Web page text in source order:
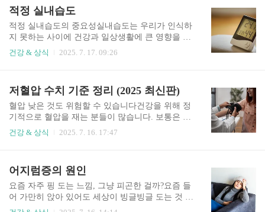
디션에 영향을 미치며, 그 중에서도 무릎 안쪽 통증
은 대표적인 예입니다.2. 무..
가 ‘중성지방 수치가 경계선입니다’라는 문구를 처
음 본 순간, 긴장감이 확 밀려오더라고요. 그전까진
건강한 편이라고 생각했는데, 그게 아니라는 걸 수
치로 확인한 거죠. 적정 실내습도적정 실내습도의
중요성실내습도는 우리가 인식하지 못하는 사이에
예방할 수 있으며, 곰팡storyx2.com 공복혈당 정상
수치 (최신정리)요즘 아침마다 ..
적정 실내습도
적정 실내습도의 중요성실내습도는 우리가 인식하
지 못하는 사이에 건강과 일상생활에 큰 영향을 미
칩니다. 적정 습도를 유지하면 호흡기 건강을 지키
환경 유지가 어려워집니다. 저혈압 수치 기준 정리
(2025 최신판)혈압 낮은 것도 위험할 수 있습니다
건강을 위해 정기적으로 혈압을 재는 분들이 많습
니다. 보통은 고혈압을 걱정하는 경우가 많지만, 그
에 못지않게 중요한 것이 바로 저혈압입니다. 특히
다. 계절이나 공간의 용도에 따라 이 수치는 조금씩
달라질 수 있으며..
건강 & 상식 2025. 7. 17. 09:26
저혈압 수치 기준 정리 (2025 최신판)
혈압 낮은 것도 위험할 수 있습니다건강을 위해 정
기적으로 혈압을 재는 분들이 많습니다. 보통은 고
혈압을 걱정하는 경우가 많지만, 그에 못지않게 중
는 경우가 많습니다. 척추관 협착증 증상요즘 날씨
도 무덥고 습해서 그런지 허리랑 다리 쪽이 뻐근하
다는 분들이 부쩍 늘었어요. 특히 나이 드신 부모님
들이나 오래 앉아 있는 직장인 분들이 허리가 찌릿
건강 & 상식 2025. 7. 16. 17:47
어지럼증의 원인
요즘 자주 핑 도는 느낌, 그냥 피곤한 걸까?요즘 들
어 가만히 앉아 있어도 세상이 빙글빙글 도는 것 같
거나, 갑자기 눈앞이 캄캄해지는 순간이 있으신가